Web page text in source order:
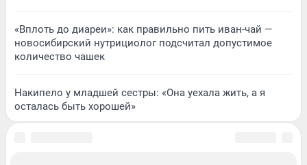
«Вплоть до диареи»: как правильно пить иван-чай —
новосибирский нутрициолог подсчитал допустимое
количество чашек
Накипело у младшей сестры: «Она уехала жить, а я
осталась быть хорошей»